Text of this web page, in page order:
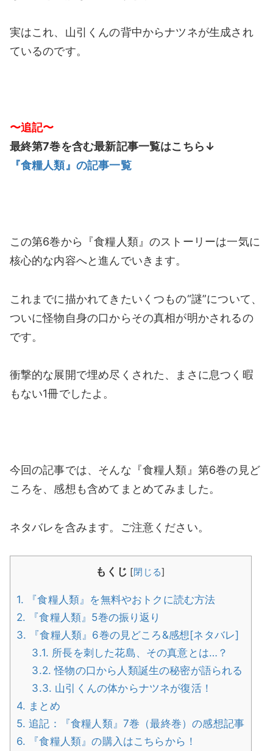
実はこれ、山引くんの背中からナツネが生成され
ているのです。
〜追記〜
最終第7巻を含む最新記事一覧はこちら↓
『食糧人類』の記事一覧
この第6巻から『食糧人類』のストーリーは一気に
核心的な内容へと進んでいきます。
これまでに描かれてきたいくつもの“謎”について、
ついに怪物自身の口からその真相が明かされるの
です。
衝撃的な展開で埋め尽くされた、まさに息つく暇
もない1冊でしたよ。
今回の記事では、そんな『食糧人類』第6巻の見ど
ころを、感想も含めてまとめてみました。
ネタバレを含みます。ご注意ください。
もくじ [閉じる]
1. 『食糧人類』を無料やおトクに読む方法
2. 『食糧人類』5巻の振り返り
3. 『食糧人類』6巻の見どころ&感想[ネタバレ]
3.1. 所長を刺した花島、その真意とは…？
3.2. 怪物の口から人類誕生の秘密が語られる
3.3. 山引くんの体からナツネが復活！
4. まとめ
5. 追記：『食糧人類』7巻（最終巻）の感想記事
6. 『食糧人類』の購入はこちらから！